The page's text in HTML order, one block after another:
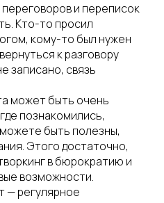
и переписок
Кто-то просил
кому-то был нужен
к разговору
записано, связь
может быть очень
познакомились,
быть полезны,
Этого достаточно,
в бюрократию и
возможности.
— регулярное